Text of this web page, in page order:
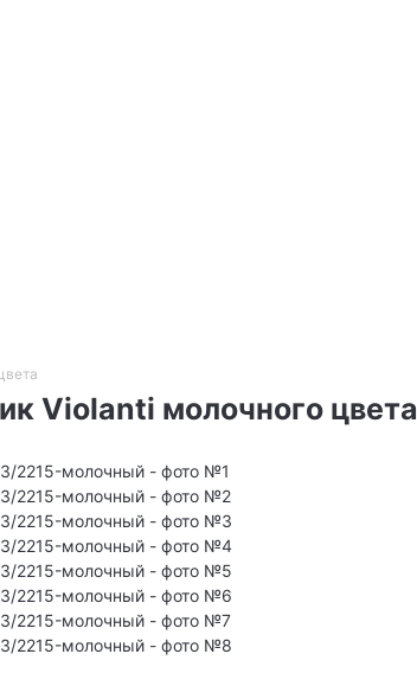
Violanti молочного цвета